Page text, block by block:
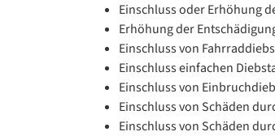
Einschluss oder Erhöhung
Erhöhung der
Einschluss von
Einschluss einfachen
Einschluss von
Einschluss von Schäden
Einschluss von Schäden